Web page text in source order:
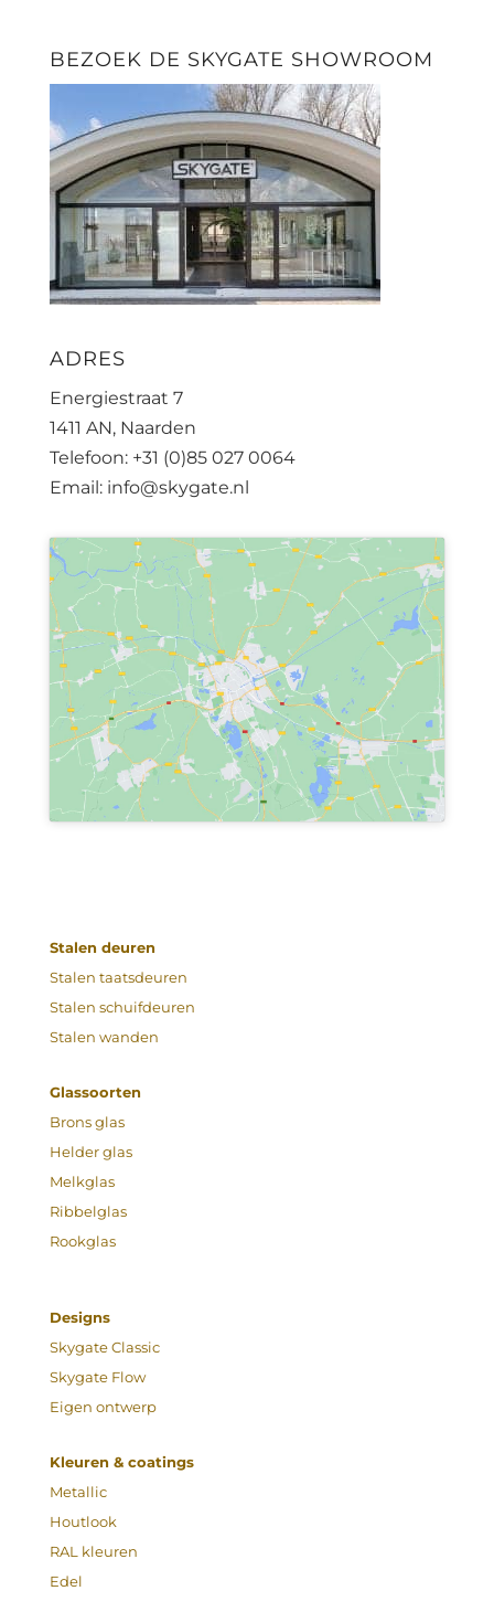
BEZOEK DE SKYGATE SHOWROOM
ADRES
Energiestraat 7
1411 AN, Naarden
Telefoon: +31 (0)85 027 0064
Email: info@skygate.nl
Stalen deuren
Stalen taatsdeuren
Stalen schuifdeuren
Stalen wanden
Glassoorten
Brons glas
Helder glas
Melkglas
Ribbelglas
Rookglas
Designs
Skygate Classic
Skygate Flow
Eigen ontwerp
Kleuren & coatings
Metallic
Houtlook
RAL kleuren
Edel